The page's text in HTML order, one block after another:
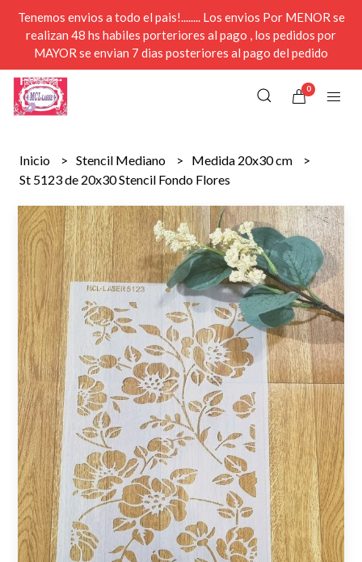
Tenemos envios a todo el pais!........ Los envios Por MENOR se
realizan 48 hs habiles porteriores al pago , los pedidos por
MAYOR se envian 7 dias posteriores al pago del pedido
0
Inicio Stencil Mediano
Medida 20x30 cm
St 5123 de 20x30 Stencil Fondo Flores